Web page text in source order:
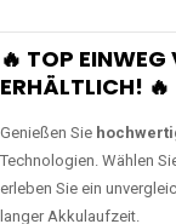
🔥 TOP
ERHÄLTLICH! 🔥
Genießen Sie
Technologien. Wählen
erleben Sie ein
langer Akkulaufzeit.